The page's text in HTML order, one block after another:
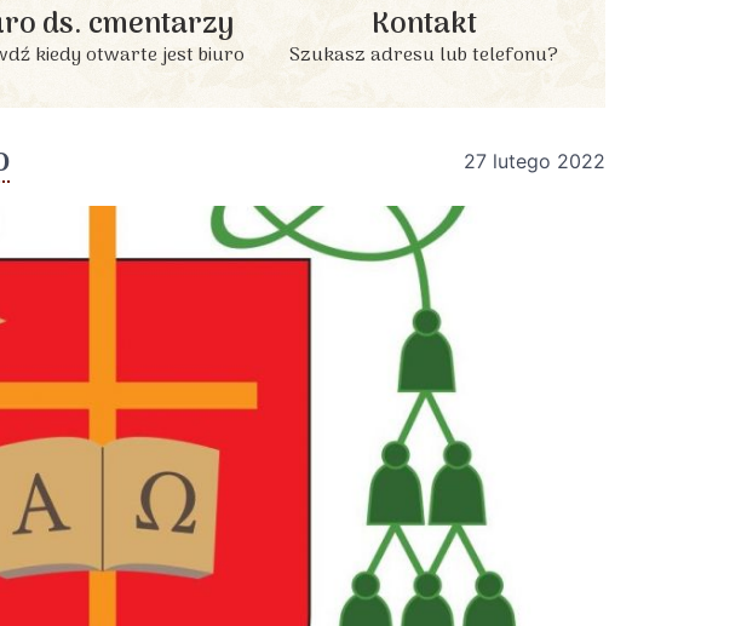
ds. cmentarzy
kiedy otwarte jest biuro
Kontakt
Szukasz adresu lub telefonu?
27 lutego 2022